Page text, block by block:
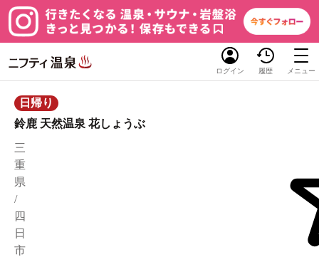
ログイン 履歴 メニュー
日帰り
鈴鹿 天然温泉 花しょうぶ
三
重
県
/
四
日
市